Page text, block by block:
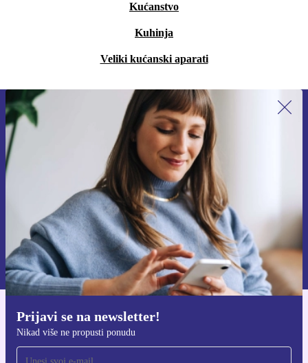
Kućanstvo
Kuhinja
Veliki kućanski aparati
Prijavi se na newsletter!
Nikad više ne propusti ponudu
Prijavi se na newsletter!
Nikad više ne propusti ponudu.
Zatraži kupon
Informacije o korištenju osobnih podataka možeš pronaći u našim
Pravilima privatnosti.
Preuzmi refurbed aplikaciju
Za iOS i Android